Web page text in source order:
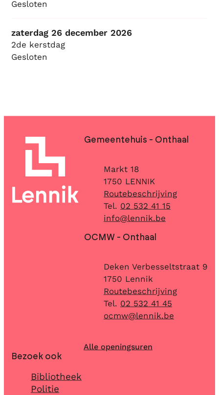
Gesloten
zaterdag 26 december 2026
2de kerstdag
Gesloten
Contact & openingsuren
Gemeentehuis - Onthaal
AdresMarkt 18
,1750 LENNIK
Routebeschrijving
02 532 41 15
E-mailinfo@lennik.be
OCMW - Onthaal
AdresDeken Verbesseltstraat 9
,1750 Lennik
Routebeschrijving
02 532 41 45
E-mailocmw@lennik.be
Alle openingsuren
Bezoek ook
Bibliotheek
Politie